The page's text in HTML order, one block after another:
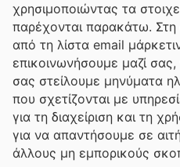
χρησιμοποιώντας τα
παρέχονται παρακάτω. Στη
από τη λίστα email
επικοινωνήσουμε μαζί
σας στείλουμε μηνύματα
που σχετίζονται με
για τη διαχείριση και τη
για να απαντήσουμε σε
άλλους μη εμπορικούς